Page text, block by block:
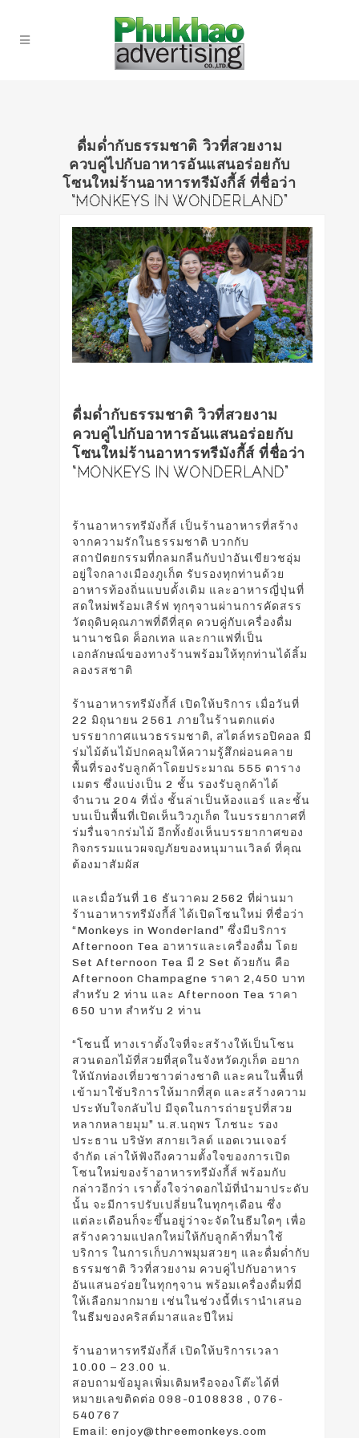
ดื่มด่ำกับธรรมชาติ วิวที่สวยงาม
ควบคู่ไปกับอาหารอันแสนอร่อยกับ
โซนใหม่ร้านอาหารทรีมังกี้ส์ ที่ชื่อว่า
“MONKEYS IN WONDERLAND”
ดื่มด่ำกับธรรมชาติ วิวที่สวยงาม
ควบคู่ไปกับอาหารอันแสนอร่อยกับ
โซนใหม่ร้านอาหารทรีมังกี้ส์ ที่ชื่อว่า
“MONKEYS IN WONDERLAND”
ร้านอาหารทรีมังกี้ส์ เป็นร้านอาหารที่สร้าง
จากความรักในธรรมชาติ บวกกับ
สถาปัตยกรรมที่กลมกลืนกับป่าอันเขียวชอุ่ม
อยู่ใจกลางเมืองภูเก็ต รับรองทุกท่านด้วย
อาหารท้องถิ่นแบบดั้งเดิม และอาหารญี่ปุ่นที่
สดใหม่พร้อมเสิร์ฟ ทุกๆจานผ่านการคัดสรร
วัตถุดิบคุณภาพที่ดีที่สุด ควบคู่กับเครื่องดื่ม
นานาชนิด ค็อกเทล และกาแฟที่เป็น
เอกลักษณ์ของทางร้านพร้อมให้ทุกท่านได้ลิ้ม
ลองรสชาติ
ร้านอาหารทรีมังกี้ส์ เปิดให้บริการ เมื่อวันที่
22 มิถุนายน 2561 ภายในร้านตกแต่ง
บรรยากาศแนวธรรมชาติ, สไตล์ทรอปิคอล มี
ร่มไม้ต้นไม้ปกคลุมให้ความรู้สึกผ่อนคลาย
พื้นที่รองรับลูกค้าโดยประมาณ 555 ตาราง
เมตร ซึ่งแบ่งเป็น 2 ชั้น รองรับลูกค้าได้
จำนวน 204 ที่นั่ง ชั้นล่าเป็นห้องแอร์ และชั้น
บนเป็นพื้นที่เปิดเห็นวิวภูเก็ต ในบรรยากาศที่
ร่มรื่นจากร่มไม้ อีกทั้งยังเห็นบรรยากาศของ
กิจกรรมแนวผจญภัยของหนุมานเวิลด์ ที่คุณ
ต้องมาสัมผัส
และเมื่อวันที่ 16 ธันวาคม 2562 ที่ผ่านมา
ร้านอาหารทรีมังกี้ส์ ได้เปิดโซนใหม่ ที่ชื่อว่า
“Monkeys in Wonderland” ซึ่งมีบริการ
Afternoon Tea อาหารและเครื่องดื่ม โดย
Set Afternoon Tea มี 2 Set ด้วยกัน คือ
Afternoon Champagne ราคา 2,450 บาท
สำหรับ 2 ท่าน และ Afternoon Tea ราคา
650 บาท สำหรับ 2 ท่าน
“โซนนี้ ทางเราตั้งใจที่จะสร้างให้เป็นโซน
สวนดอกไม้ที่สวยที่สุดในจังหวัดภูเก็ต อยาก
ให้นักท่องเที่ยวชาวต่างชาติ และคนในพื้นที่
เข้ามาใช้บริการให้มากที่สุด และสร้างความ
ประทับใจกลับไป มีจุดในการถ่ายรูปที่สวย
หลากหลายมุม” น.ส.นฤพร โภชนะ รอง
ประธาน บริษัท สกายเวิลด์ แอดเวนเจอร์
จำกัด เล่าให้ฟังถึงความตั้งใจของการเปิด
โซนใหม่ของร้าอาหารทรีมังกี้ส์ พร้อมกับ
กล่าวอีกว่า เราตั้งใจว่าดอกไม้ที่นำมาประดับ
นั้น จะมีการปรับเปลี่ยนในทุกๆเดือน ซึ่ง
แต่ละเดือนก็จะขึ้นอยู่ว่าจะจัดในธีมใดๆ เพื่อ
สร้างความแปลกใหม่ให้กับลูกค้าที่มาใช้
บริการ ในการเก็บภาพมุมสวยๆ และดื่มด่ำกับ
ธรรมชาติ วิวที่สวยงาม ควบคู่ไปกับอาหาร
อันแสนอร่อยในทุกๆจาน พร้อมเครื่องดื่มที่มี
ให้เลือกมากมาย เช่นในช่วงนี้ที่เรานำเสนอ
ในธีมของคริสต์มาสและปีใหม่
ร้านอาหารทรีมังกี้ส์ เปิดให้บริการเวลา
10.00 – 23.00 น.
สอบถามข้อมูลเพิ่มเติมหรือจองโต๊ะได้ที่
หมายเลขติดต่อ 098-0108838 , 076-
540767
Email: enjoy@threemonkeys.com